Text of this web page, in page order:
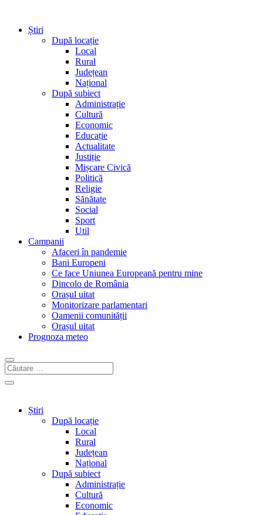
Știri
După locație
Local
Rural
Județean
Național
După subiect
Administrație
Cultură
Economic
Educație
Actualitate
Justiție
Mișcare Civică
Politică
Religie
Sănătate
Social
Sport
Util
Campanii
Afaceri în pandemie
Bani Europeni
Ce face Uniunea Europeană pentru mine
Dincolo de România
Orașul uitat
Monitorizare parlamentari
Oamenii comunității
Orașul uitat
Prognoza meteo
Știri
După locație
Local
Rural
Județean
Național
După subiect
Administrație
Cultură
Economic